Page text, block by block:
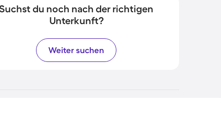
du noch nach der richtigen
Unterkunft?
Weiter suchen